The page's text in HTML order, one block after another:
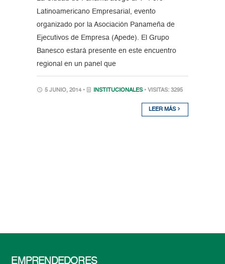
Latinoamericano Empresarial, evento
organizado por la Asociación Panameña de
Ejecutivos de Empresa (Apede). El Grupo
Banesco estará presente en este encuentro
regional en un panel que
5 JUNIO, 2014 • INSTITUCIONALES • VISITAS: 3295
LEER MÁS
EMPRENDEDORES